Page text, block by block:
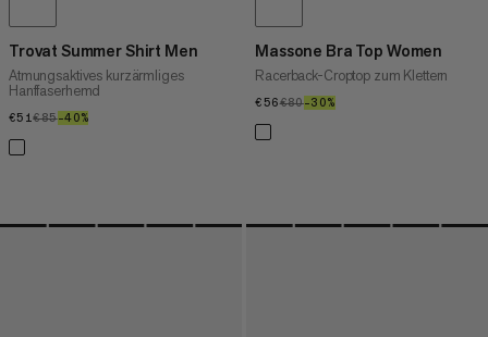
Trovat Summer Shirt Men
Atmungsaktives kurzärmliges
Hanffaserhemd
€51€51
€85€85
–40%
Massone Bra Top Women
Racerback-Croptop zum Klettern
€56€56
€80€80
–30%